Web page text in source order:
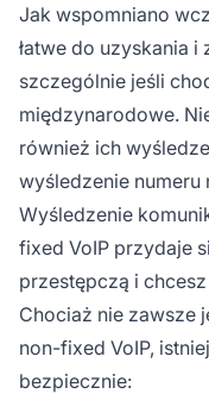
Jak wspomniano
łatwe do uzyskania
szczególnie jeśli
międzynarodowe.
również ich
wyśledzenie
Wyśledzenie
fixed VoIP przydaje
przestępczą i
Chociaż nie zawsze
non-fixed VoIP,
bezpiecznie: